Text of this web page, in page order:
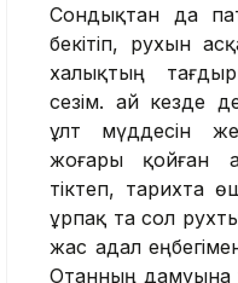
Сондықтан да
бекітіп, рухын
халықтың
сезім. Қай кезде
ұлт мүддесін
жоғары қойған
тіктеп, тарихта
ұрпақ та сол
жас адал
Отанның дамуына